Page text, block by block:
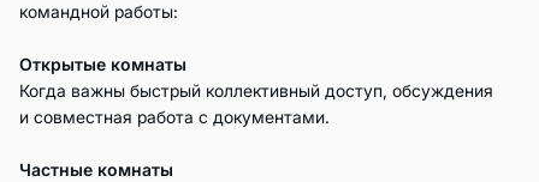
командной работы:
Открытые комнаты
Когда важны быстрый коллективный доступ, обсуждения
и совместная работа с документами.
Частные комнаты